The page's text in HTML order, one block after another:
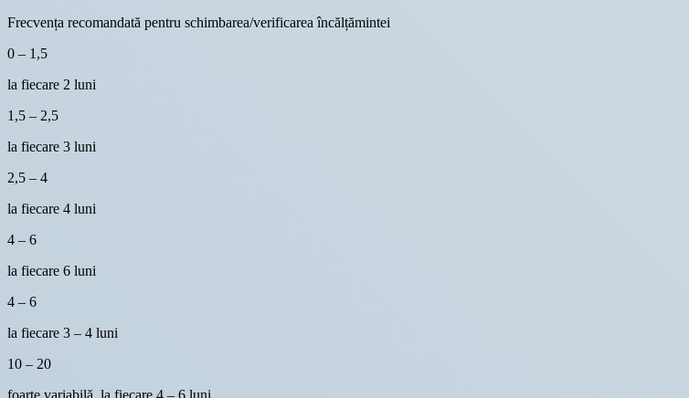
Frecvența recomandată pentru schimbarea/verificarea încălțămintei
0 – 1,5
la fiecare 2 luni
1,5 – 2,5
la fiecare 3 luni
2,5 – 4
la fiecare 4 luni
4 – 6
la fiecare 6 luni
4 – 6
la fiecare 3 – 4 luni
10 – 20
foarte variabilă, la fiecare 4 – 6 luni